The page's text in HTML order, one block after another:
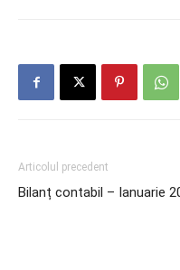
Articolul precedent
Bilanț contabil – Ianuarie